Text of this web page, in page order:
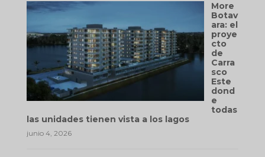
More
Botav
ara: el
proye
cto
de
Carra
sco
Este
dond
e
todas
las unidades tienen vista a los lagos
junio 4, 2026